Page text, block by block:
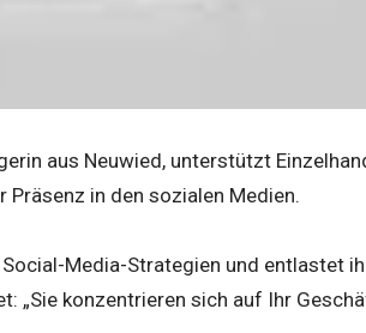
aus Neuwied, unterstützt
in den sozialen Medien.
Media-Strategien und entlastet
„Sie konzentrieren sich auf Ihr